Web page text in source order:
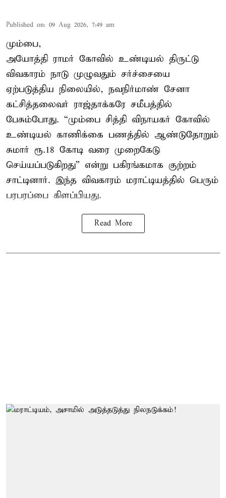
Published on: 09 Aug 2026, 7:49 am
மும்பை,
அயோத்தி ராமர் கோவில் உண்டியல் திருட்டு
விவகாரம் நாடு முழுவதும் சர்ச்சையை
ஏற்படுத்திய நிலையில், நவநிர்மாண் சேனா
கட்சித்தலைவர் ராஜ்தாக்கரே சமீபத்தில்
பேசும்போது. “மும்பை சித்தி விநாயகர் கோவில்
உண்டியல் காணிக்கை பணத்தில் ஆண்டுதோறும்
சுமார் ரூ.18 கோடி வரை முறைகேடு
செய்யப்படுகிறது” என்று பகிரங்கமாக குற்றம்
சாட்டினார். இந்த விவகாரம் மராட்டியத்தில் பெரும்
பரபரப்பை கிளப்பியது.
Read More